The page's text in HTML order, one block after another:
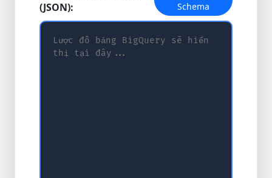
(JSON):
Schema